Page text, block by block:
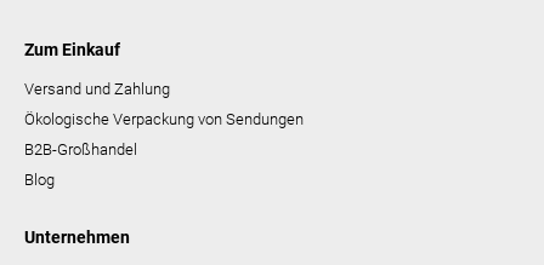
Zum Einkauf
Versand und Zahlung
Ökologische Verpackung von Sendungen
B2B-Großhandel
Blog
Unternehmen